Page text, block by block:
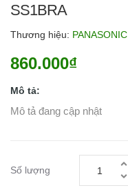
SS1BRA
Thương hiệu: PANASONIC
860.000₫
Mô tả:
Mô tả đang cập nhật
Số lượng